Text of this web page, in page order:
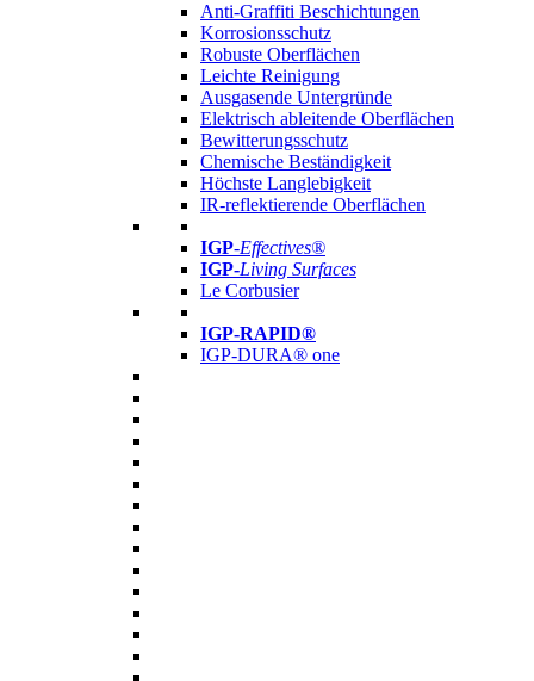
Anti-Graffiti Beschichtungen
Korrosionsschutz
Robuste Oberflächen
Leichte Reinigung
Ausgasende Untergründe
Elektrisch ableitende Oberflächen
Bewitterungsschutz
Chemische Beständigkeit
Höchste Langlebigkeit
IR-reflektierende Oberflächen
IGP-Effectives®
IGP-Living Surfaces
Le Corbusier
IGP-RAPID®
IGP-DURA® one